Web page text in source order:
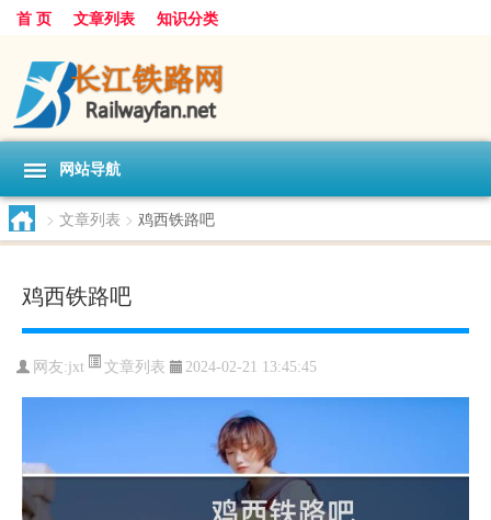
首 页 文章列表 知识分类
网站导航
> 文章列表 > 鸡西铁路吧
鸡西铁路吧
网友:jxt 文章列表 2024-02-21 13:45:45